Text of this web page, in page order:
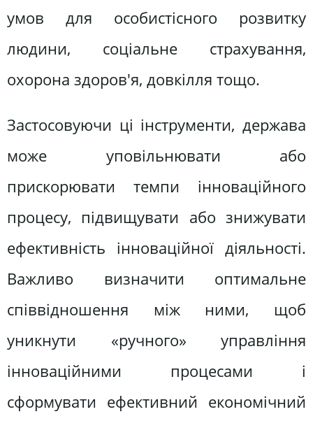
умов для особистісного розвитку
людини, соціальне страхування,
охорона здоров'я, довкілля тощо.
Застосовуючи ці інструменти, держава
може уповільнювати або
прискорювати темпи інноваційного
процесу, підвищувати або знижувати
ефективність інноваційної діяльності.
Важливо визначити оптимальне
співвідношення між ними, щоб
уникнути «ручного» управління
інноваційними процесами і
сформувати ефективний економічний